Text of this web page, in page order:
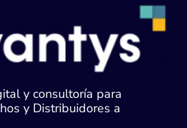
y consultoría para
y Distribuidores a